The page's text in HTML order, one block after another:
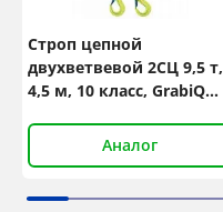
Строп цепной
двухветвевой 2СЦ 9,5 т,
4,5 м, 10 класс, GrabiQ
Аналог